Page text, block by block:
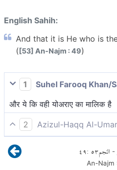
English Sahih:
And that it is He who is
([53] An-Najm : 49)
1
Suhel Farooq Khan/
और ये कि वही योअराए का मालिक है
2
Azizul-Haqq Al-
और वही शेअरा[1] का स्वामी है।
- النجم٥٣:٤٩
An-Najm